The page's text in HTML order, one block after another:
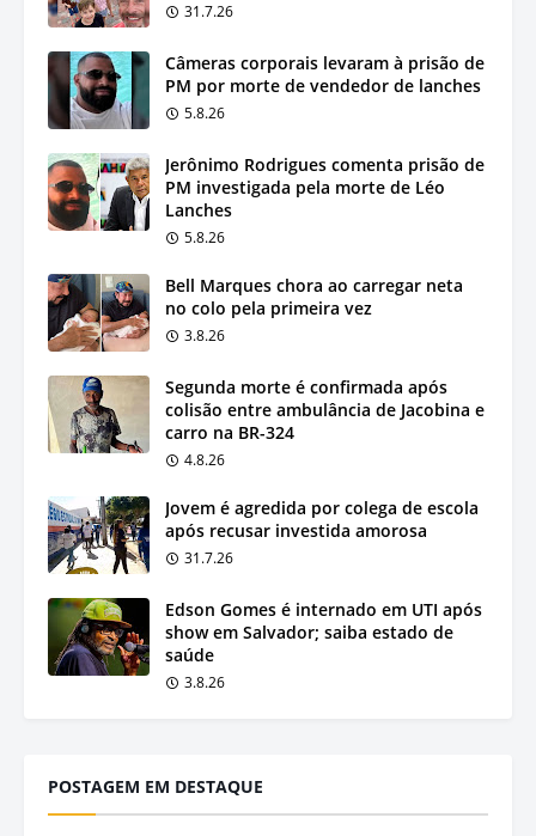
31.7.26
Câmeras corporais levaram à prisão de
PM por morte de vendedor de lanches
5.8.26
Jerônimo Rodrigues comenta prisão de
PM investigada pela morte de Léo
Lanches
5.8.26
Bell Marques chora ao carregar neta
no colo pela primeira vez
3.8.26
Segunda morte é confirmada após
colisão entre ambulância de Jacobina e
carro na BR-324
4.8.26
Jovem é agredida por colega de escola
após recusar investida amorosa
31.7.26
Edson Gomes é internado em UTI após
show em Salvador; saiba estado de
saúde
3.8.26
POSTAGEM EM DESTAQUE